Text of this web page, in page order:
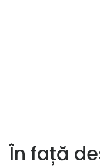
În față